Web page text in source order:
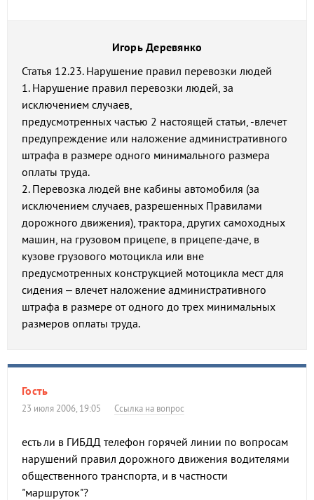
Игорь Деревянко
Статья 12.23. Нарушение правил перевозки людей
1. Нарушение правил перевозки людей, за
исключением случаев,
предусмотренных частью 2 настоящей статьи, -влечет
предупреждение или наложение административного
штрафа в размере одного минимального размера
оплаты труда.
2. Перевозка людей вне кабины автомобиля (за
исключением случаев, разрешенных Правилами
дорожного движения), трактора, других самоходных
машин, на грузовом прицепе, в прицепе-даче, в
кузове грузового мотоцикла или вне
предусмотренных конструкцией мотоцикла мест для
сидения – влечет наложение административного
штрафа в размере от одного до трех минимальных
размеров оплаты труда.
Гость
23 июля 2006, 19:05 Ссылка на вопрос
есть ли в ГИБДД телефон горячей линии по вопросам
нарушений правил дорожного движения водителями
общественного транспорта, и в частности
"маршруток"?